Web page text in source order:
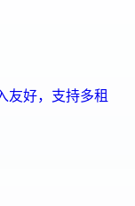
友好，支持多租